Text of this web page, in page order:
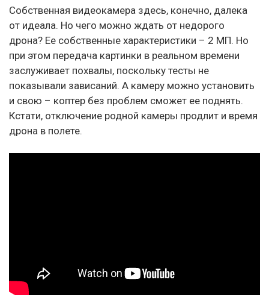
Собственная видеокамера здесь, конечно, далека
от идеала. Но чего можно ждать от недорого
дрона? Ее собственные характеристики – 2 МП. Но
при этом передача картинки в реальном времени
заслуживает похвалы, поскольку тесты не
показывали зависаний. А камеру можно установить
и свою – коптер без проблем сможет ее поднять.
Кстати, отключение родной камеры продлит и время
дрона в полете.